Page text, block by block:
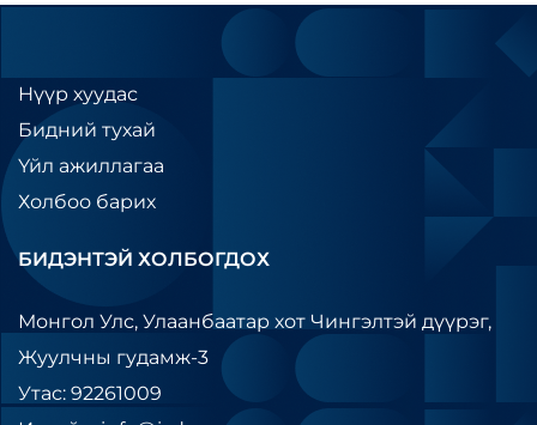
Нүүр хуудас
Бидний тухай
Үйл ажиллагаа
Холбоо барих
БИДЭНТЭЙ ХОЛБОГДОХ
Монгол Улс, Улаанбаатар хот Чингэлтэй дүүрэг,
Жуулчны гудамж-3
Утас: 92261009